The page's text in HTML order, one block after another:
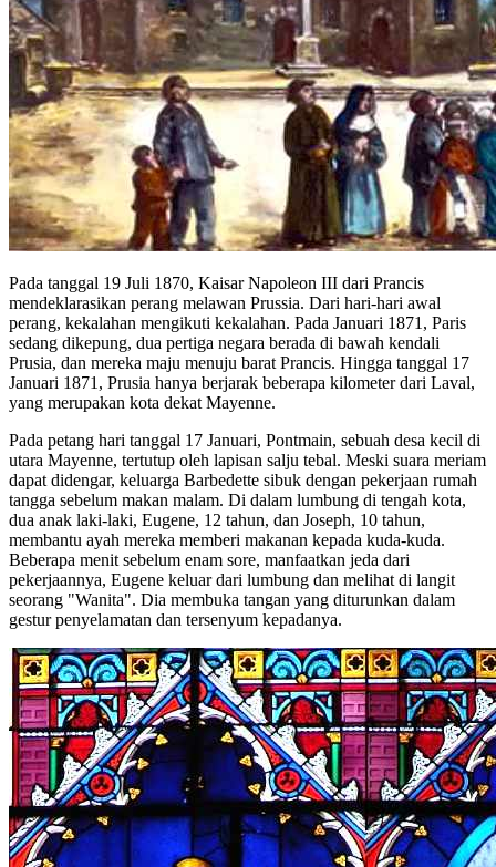
Pada tanggal 19 Juli 1870, Kaisar Napoleon III dari Prancis
mendeklarasikan perang melawan Prussia. Dari hari-hari awal
perang, kekalahan mengikuti kekalahan. Pada Januari 1871, Paris
sedang dikepung, dua pertiga negara berada di bawah kendali
Prusia, dan mereka maju menuju barat Prancis. Hingga tanggal 17
Januari 1871, Prusia hanya berjarak beberapa kilometer dari Laval,
yang merupakan kota dekat Mayenne.
Pada petang hari tanggal 17 Januari, Pontmain, sebuah desa kecil di
utara Mayenne, tertutup oleh lapisan salju tebal. Meski suara meriam
dapat didengar, keluarga Barbedette sibuk dengan pekerjaan rumah
tangga sebelum makan malam. Di dalam lumbung di tengah kota,
dua anak laki-laki, Eugene, 12 tahun, dan Joseph, 10 tahun,
membantu ayah mereka memberi makanan kepada kuda-kuda.
Beberapa menit sebelum enam sore, manfaatkan jeda dari
pekerjaannya, Eugene keluar dari lumbung dan melihat di langit
seorang "Wanita". Dia membuka tangan yang diturunkan dalam
gestur penyelamatan dan tersenyum kepadanya.